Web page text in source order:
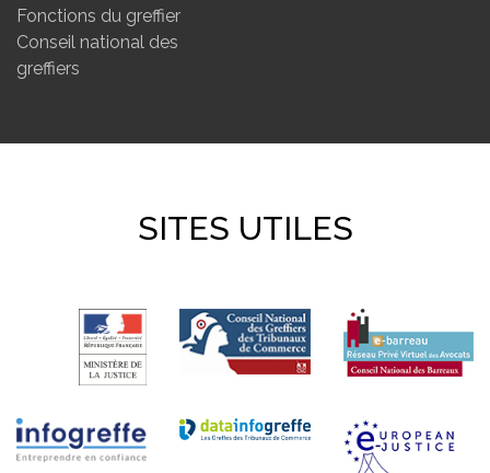
Fonctions du greffier
Conseil national des
greffiers
SITES UTILES